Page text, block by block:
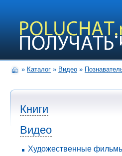
» Каталог » Видео »
Книги
Видео
Художественные